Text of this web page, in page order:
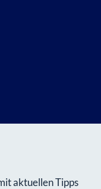
aktuellen Tipps